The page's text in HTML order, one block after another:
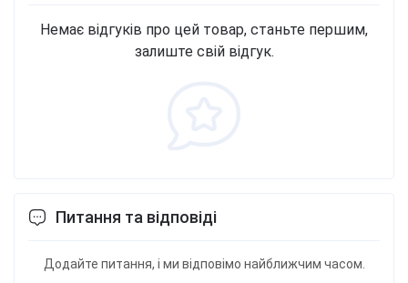
Немає відгуків про цей товар, станьте першим,
залиште свій відгук.
Питання та відповіді
Додайте питання, і ми відповімо найближчим часом.